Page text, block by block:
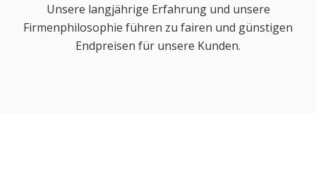
Unsere langjährige Erfahrung und unsere
Firmenphilosophie führen zu fairen und günstigen
Endpreisen für unsere Kunden.